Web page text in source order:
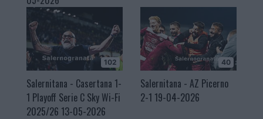
102
Salernitana - Casertana 1-
1 Playoff Serie C Sky Wi-Fi
2025/26 13-05-2026
40
Salernitana - AZ Picerno
2-1 19-04-2026